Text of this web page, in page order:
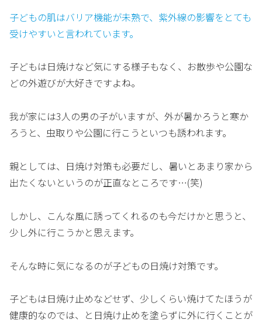
子どもの肌はバリア機能が未熟で、紫外線の影響をとても
受けやすいと言われています。
子どもは日焼けなど気にする様子もなく、お散歩や公園な
どの外遊びが大好きですよね。
我が家には3人の男の子がいますが、外が暑かろうと寒か
ろうと、虫取りや公園に行こうといつも誘われます。
親としては、日焼け対策も必要だし、暑いとあまり家から
出たくないというのが正直なところです…(笑)
しかし、こんな風に誘ってくれるのも今だけかと思うと、
少し外に行こうかと思えます。
そんな時に気になるのが子どもの日焼け対策です。
子どもは日焼け止めなどせず、少しくらい焼けてたほうが
健康的なのでは、と日焼け止めを塗らずに外に行くことが